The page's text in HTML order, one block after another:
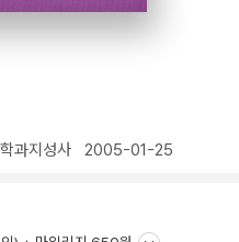
과지성사 2005-01-25